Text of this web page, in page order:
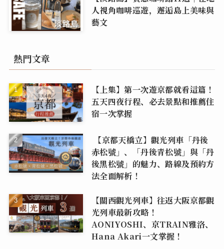
人視角咖啡巡遊，邂逅島上美味與
藝文
熱門文章
【上集】第一次遊京都就看這篇！
五天四夜行程、必去景點和推薦住
宿一次掌握
【京都天橋立】觀光列車「丹後
赤松號」、「丹後青松號」與「丹
後黑松號」的魅力、路線及預約方
法全面解析！
【關西觀光列車】往返大阪京都觀
光列車最新攻略！
AONIYOSHI、京TRAIN雅洛、
Hana Akari一文掌握！